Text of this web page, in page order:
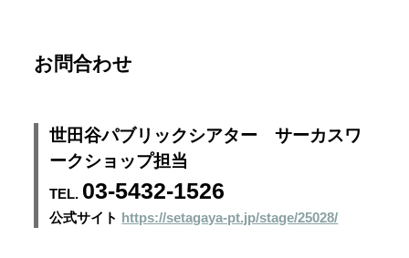
お問合わせ
世田谷パブリックシアター サーカスワ
ークショップ担当
TEL. 03-5432-1526
公式サイト https://setagaya-pt.jp/stage/25028/